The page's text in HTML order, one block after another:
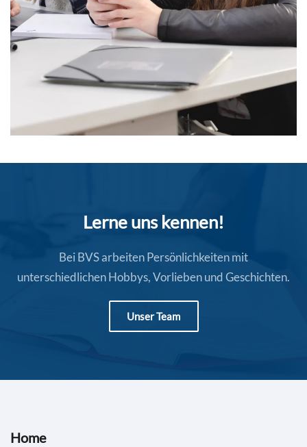
Lerne uns kennen!
Bei BVS arbeiten Persönlichkeiten mit
unterschiedlichen Hobbys, Vorlieben und Geschichten.
Unser Team
Home